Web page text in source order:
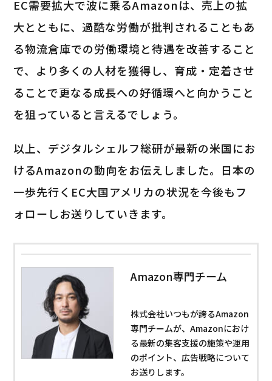
EC需要拡大で波に乗るAmazonは、売上の拡
大とともに、過酷な労働が批判されることもあ
る物流倉庫での労働環境と待遇を改善すること
で、より多くの人材を獲得し、育成・定着させ
ることで更なる成長への好循環へと向かうこと
を狙っていると言えるでしょう。
以上、デジタルシェルフ総研が最新の米国にお
けるAmazonの動向をお伝えしました。日本の
一歩先行くEC大国アメリカの状況を今後もフ
ォローしお送りしていきます。
Amazon専門チーム
株式会社いつもが誇るAmazon
専門チームが、Amazonにおけ
る最新の集客支援の施策や運用
のポイント、広告戦略について
お送りします。